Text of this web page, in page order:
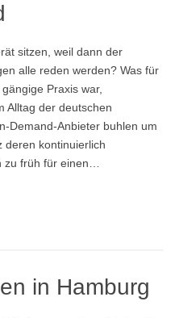
sitzen, weil dann der
alle reden werden? Was für
Praxis war,
Alltag der deutschen
Demand-Anbieter buhlen um
deren kontinuierlich
zu früh für einen…
in Hamburg